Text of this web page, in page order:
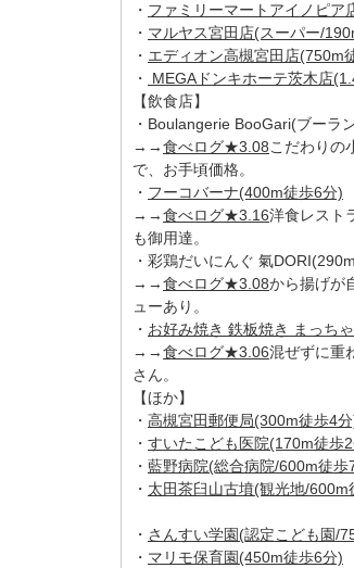
・ ファミリーマートアイノピア
・ マルヤス宮田店(スーパー/
・ エディオン高槻宮田店(750m
・
MEGAドンキホーテ茨木店
【飲食店】
・Boulangerie BooGari(ブーラ
→→食べログ★3.08こだわりの
で、お手頃価格。
・ フーコバーナ(400m徒歩6分)
→→食べログ★3.16洋食レスト
も御用達。
・彩鶏だいにんぐ 氣
→→食べログ★3.08から揚げが
ューあり。
・ お好み焼き 鉄板焼き まっち
→→食べログ★3.06混ぜずに重
さん。
【ほか】
・ 高槻宮田郵便局(300m徒歩4
・ すいたこども医院(170m徒歩
・ 藍野病院(総合病院/600m徒歩
・ 太田茶臼山古墳(観光地/600m
・ さんすい学園(認定こども園/
・ マリモ保育園(450m徒歩6分)